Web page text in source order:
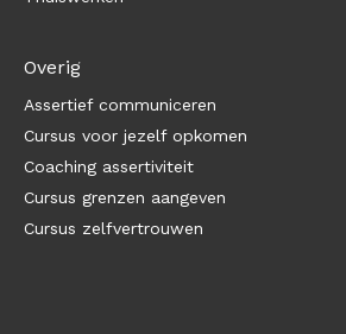
Overig
Assertief communiceren
Cursus voor jezelf opkomen
Coaching assertiviteit
Cursus grenzen aangeven
Cursus zelfvertrouwen